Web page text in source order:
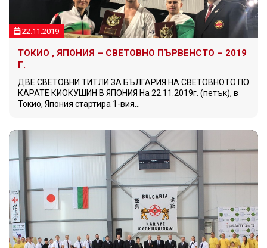
22.11.2019
ТОКИО , ЯПОНИЯ – СВЕТОВНО ПЪРВЕНСТО – 2019
Г.
ДВЕ СВЕТОВНИ ТИТЛИ ЗА БЪЛГАРИЯ НА СВЕТОВНОТО ПО
КАРАТЕ КИОКУШИН В ЯПОНИЯ На 22.11.2019г. (петък), в
Токио, Япония стартира 1-вия…